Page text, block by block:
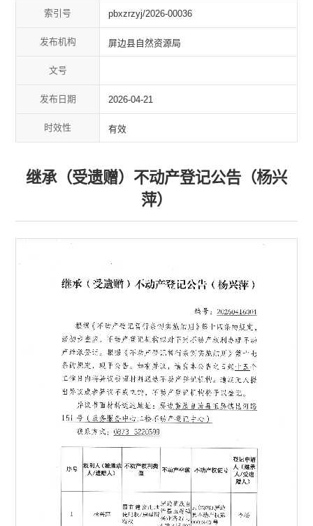
索引号 pbxzrzyj/2026-00036
发布机构 屏边县自然资源局
文号
发布日期 2026-04-21
时效性 有效
继承（受遗赠）不动产登记公告（杨兴
萍）